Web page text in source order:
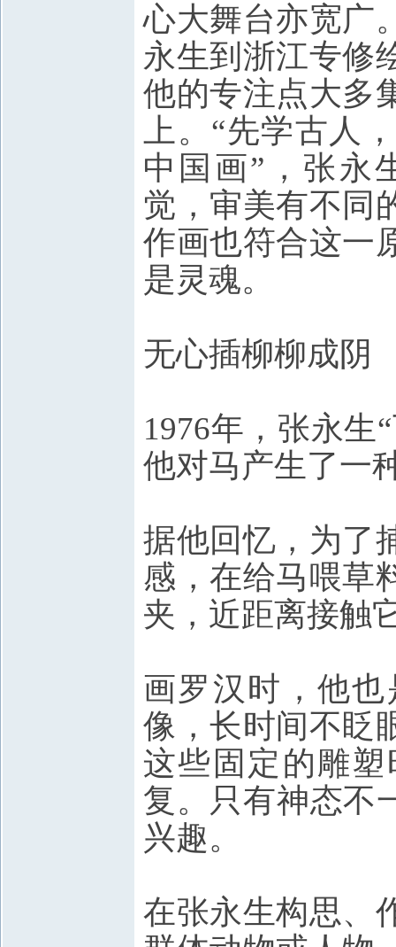
心大舞台亦宽广
永生到浙江专修
他的专注点大多
上。“先学古人
中国画”，张永
觉，审美有不同
作画也符合这一
是灵魂。
无心插柳柳成阴
1976年，张永生
他对马产生了一
据他回忆，为了
感，在给马喂草
夹，近距离接触
画罗汉时，他
像，长时间不眨
这些固定的雕
复。只有神态不
兴趣。
在张永生构思、